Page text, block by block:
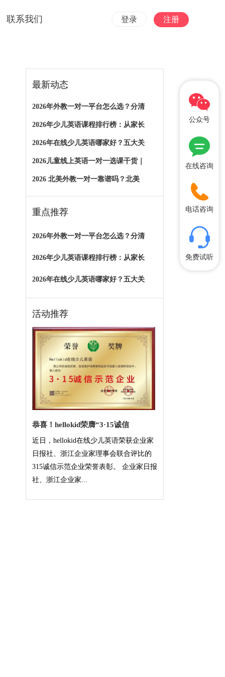
联系我们 登录 注册
最新动态
2026年外教一对一平台怎么选？分清
2026年少儿英语课程排行榜：从家长
2026年在线少儿英语哪家好？五大关
2026儿童线上英语一对一选课干货｜
2026 北美外教一对一靠谱吗？北美
重点推荐
2026年外教一对一平台怎么选？分清
2026年少儿英语课程排行榜：从家长
2026年在线少儿英语哪家好？五大关
活动推荐
恭喜！hellokid荣膺“3·15诚信
近日，hellokid在线少儿英语荣获企业家
日报社、浙江企业家理事会联合评比的
315诚信示范企业荣誉表彰。 企业家日报
社、浙江企业家...
公众号
在线咨询
电话咨询
免费试听